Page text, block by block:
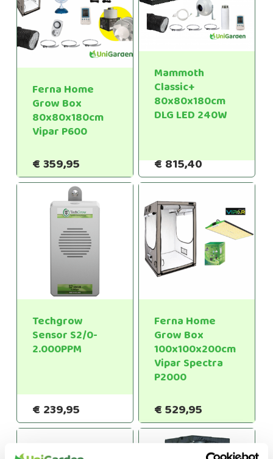
Ferna Home
Grow Box
80x80x180cm
Vipar P600
€359,95
Mammoth
Classic+
80x80x180cm
DLG LED 240W
€815,40
Techgrow
Sensor S2/0-
2.000PPM
€ 239,95
Ferna Home
Grow Box
100x100x200cm
Vipar Spectra
P2000
€529,95